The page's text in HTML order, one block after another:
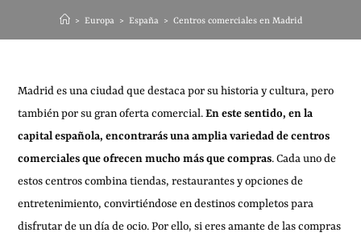
> Europa > España > Centros comerciales en Madrid
Madrid es una ciudad que destaca por su historia y cultura, pero
también por su gran oferta comercial.En este sentido, en la
capital española, encontrarás una amplia variedad de centros
comerciales que ofrecen mucho más que compras. Cada uno de
estos centros combina tiendas, restaurantes y opciones de
entretenimiento, convirtiéndose en destinos completos para
disfrutar de un día de ocio. Por ello, si eres amante de las compras